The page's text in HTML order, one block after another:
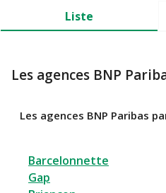
Liste
Les agences BNP
Les agences BNP Paribas
Barcelonnette
Gap